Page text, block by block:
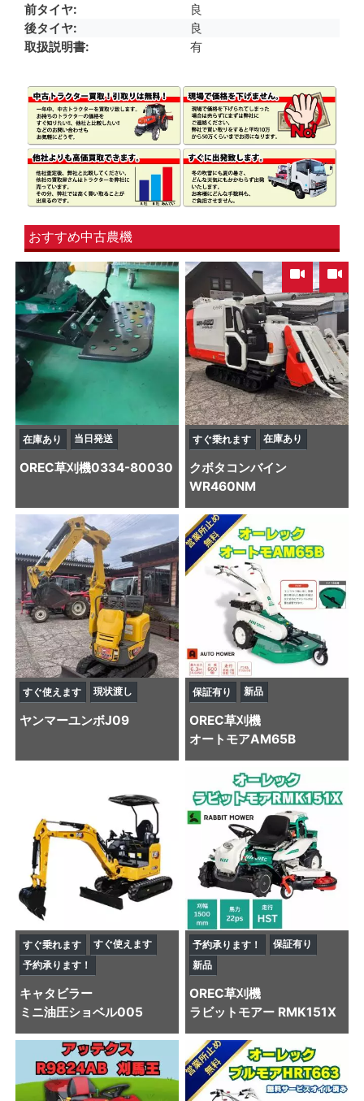
前タイヤ
良
後タイヤ
良
取扱説明書
有
おすすめ中古農機
在庫あり 当日発送
OREC草刈機0334-80030
,
すぐ乗れます 在庫あり
クボタ コンバイン
WR460NM
すぐ使えます 現状渡し
ヤンマーユンボJ09
保証有り 新品
OREC草刈機
オートモアAM65B
すぐ乗れます
すぐ使えます
予約承ります！
キャタビラー
ミニ油圧ショベル005
予約承ります！
保証有り
新品
OREC草刈機
ラビットモアー RMK151X